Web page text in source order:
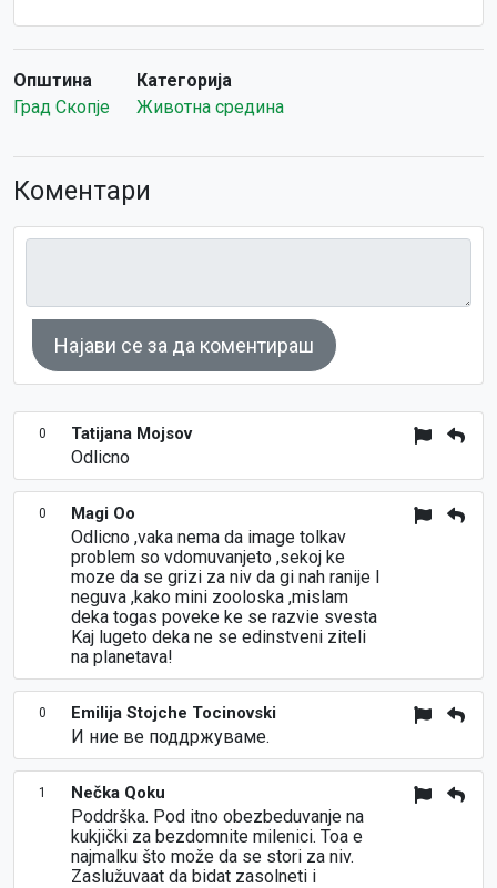
Општина
Град Скопје
Категорија
Животна средина
Коментари
Најави се за да коментираш
0 Tatijana Mojsov
Odlicno
0 Magi Oo
Odlicno ,vaka nema da image tolkav
problem so vdomuvanjeto ,sekoj ke
moze da se grizi za niv da gi nah ranije I
neguva ,kako mini zooloska ,mislam
deka togas poveke ke se razvie svesta
Kaj lugeto deka ne se edinstveni ziteli
na planetava!
0 Emilija Stojche Tocinovski
И ние ве поддржуваме.
1 Nečka Qoku
Poddrška. Pod itno obezbeduvanje na
kukjički za bezdomnite milenici. Toa e
najmalku što može da se stori za niv.
Zaslužuvaat da bidat zasolneti i